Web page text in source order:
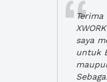
saya
untuk